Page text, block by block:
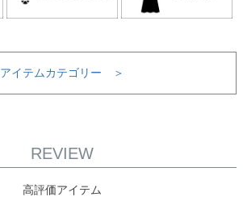
アイテムカテゴリー ＞
REVIEW
高評価アイテム